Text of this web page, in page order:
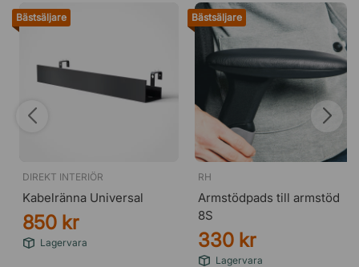
Bästsäljare
DIREKT INTERIÖR
Kabelränna Universal
850 kr
Lagervara
Bästsäljare
RH
Armstödpads till armstöd
8S
330 kr
Lagervara